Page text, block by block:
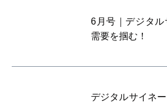
6月号｜デジタル
需要を掴む！
デジタルサイネ